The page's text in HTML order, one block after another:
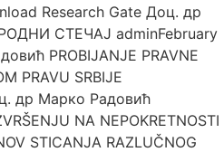
Research Gate Доц. др
СТЕЧАЈ adminFebruary
PROBIJANJE PRAVNE
PRAVU SRBIJE
др Марко Радовић
NA NEPOKRETNOSTI
STICANJA RAZLUČNOG